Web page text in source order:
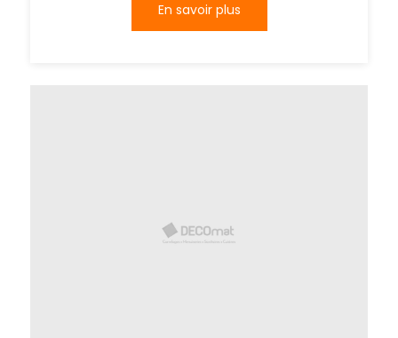
En savoir plus